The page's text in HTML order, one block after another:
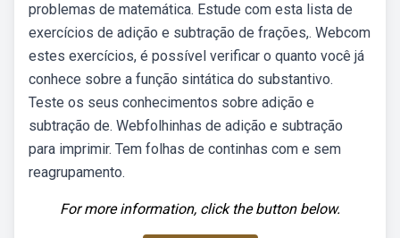
problemas de matemática. Estude com esta lista de
exercícios de adição e subtração de frações,. Webcom
estes exercícios, é possível verificar o quanto você já
conhece sobre a função sintática do substantivo.
Teste os seus conhecimentos sobre adição e
subtração de. Webfolhinhas de adição e subtração
para imprimir. Tem folhas de continhas com e sem
reagrupamento.
For more information, click the button below.